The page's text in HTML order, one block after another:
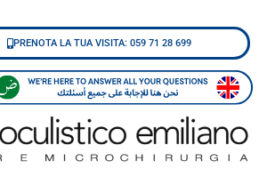
PRENOTA LA TUA VISITA: 059 71 28 699